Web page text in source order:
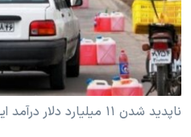
فرهنگ و زندگی
حقوق شهروندی
اقتصادی
مستندها
انتخابات ریاست جمهوری آمریکا ۲۰۲۴
حمله جمهوری اسلامی به اسرائیل
دنبال کنید
زبانهای مختلف
ناپدید شدن ۱۱ میلیارد دلار درآمد ایران